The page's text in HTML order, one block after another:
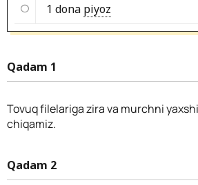
1 dona piyoz
Qadam 1
Tovuq filelariga zira va murchni
chiqamiz.
Qadam 2